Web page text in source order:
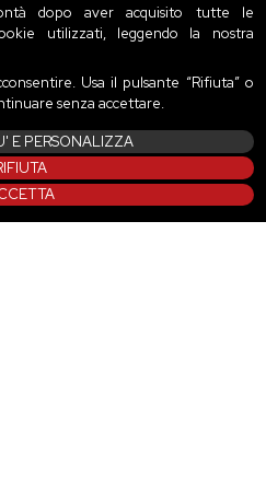
dopo aver acquisito tutte le
utilizzati, leggendo la nostra
Usa il pulsante “Rifiuta” o
senza accettare.
E PERSONALIZZA